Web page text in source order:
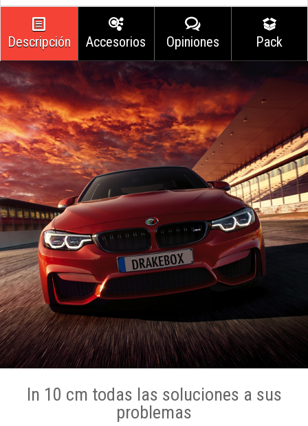
Descripción Accesorios Opiniones Pack
In 10 cm todas las soluciones a sus
problemas